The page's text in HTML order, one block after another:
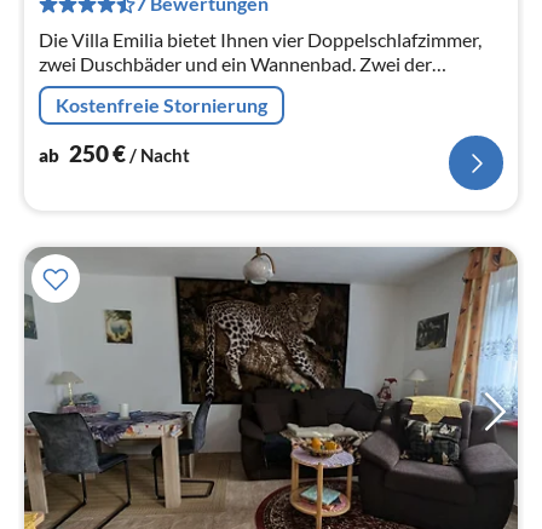
Die Villa Emilia bietet Ihnen vier Doppelschlafzimmer,
zwei Duschbäder und ein Wannenbad. Zwei der
Doppelschlafzimmer haben ein eigenes Bad.
Kostenfreie Stornierung
ab 250€/ Nacht